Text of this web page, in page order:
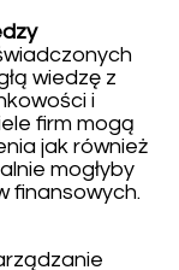
wiedzę z
i
firm mogą
jak również
mogłyby
finansowych.